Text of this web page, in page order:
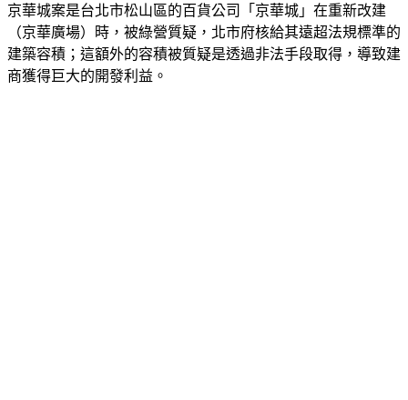
（京華廣場）時，被綠營質疑，北市府核給其遠超法規標準的
建築容積；這額外的容積被質疑是透過非法手段取得，導致建
商獲得巨大的開發利益。